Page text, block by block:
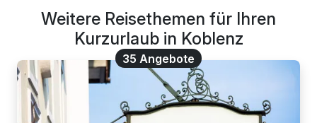
Weitere Reisethemen für Ihren
Kurzurlaub in Koblenz
35 Angebote